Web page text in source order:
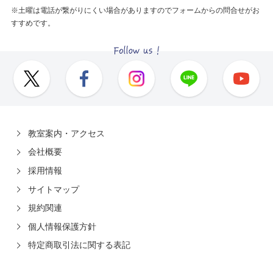
※土曜は電話が繋がりにくい場合がありますのでフォームからの問合せがお
すすめです。
教室案内・アクセス
会社概要
採用情報
サイトマップ
規約関連
個人情報保護方針
特定商取引法に関する表記